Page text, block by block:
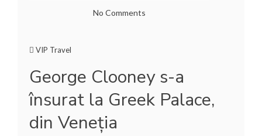
No Comments
VIP Travel
George Clooney s-a
însurat la Greek Palace,
din Veneţia